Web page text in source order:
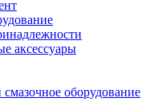
аксессуары
оборудование